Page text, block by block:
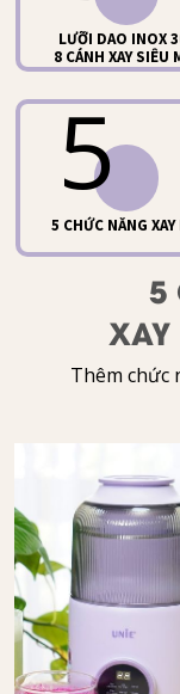
5
LƯỠI DAO INOX
8 CÁNH XAY SIÊU
5 CHỨC NĂNG XAY
5
Thêm chức